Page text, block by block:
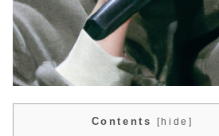
Contents [ hide ]